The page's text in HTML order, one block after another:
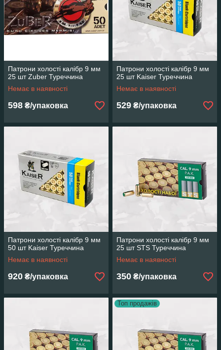
Патрони холості калібр 9 мм
25 шт Zuber Туреччина
Немає в наявності
598 ₴/упаковка
Патрони холості калібр 9 мм
25 шт Kaiser Туреччина
Немає в наявності
529 ₴/упаковка
Патрони холості калібр 9 мм
50 шт Kaiser Туреччина
Немає в наявності
920 ₴/упаковка
Патрони холості калібр 9 мм
25 шт STS Туреччина
Немає в наявності
350 ₴/упаковка
Топ продажів